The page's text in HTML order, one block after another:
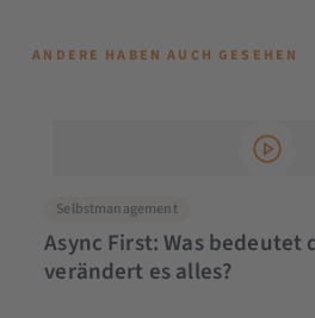
ANDERE HABEN AUCH GESEHEN
Selbstmanagement
Async First: Was bedeutet
verändert es alles?